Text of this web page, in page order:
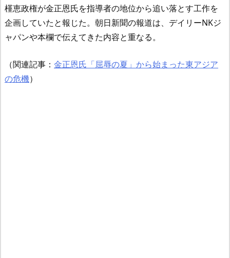
槿恵政権が金正恩氏を指導者の地位から追い落とす工作を
企画していたと報じた。朝日新聞の報道は、デイリーNKジ
ャパンや本欄で伝えてきた内容と重なる。
（関連記事： 金正恩氏「屈辱の夏」から始まった東アジア
の危機）